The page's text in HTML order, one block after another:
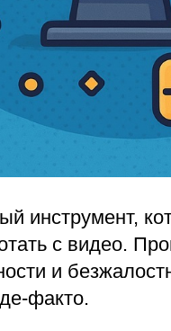
инструмент,
с видео.
и
факто.